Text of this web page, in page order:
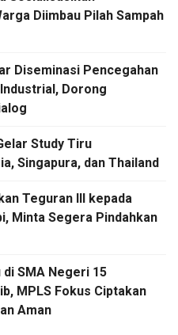
Diimbau Pilah Sampah
Diseminasi Pencegahan
Dorong
Study Tiru
Singapura, dan Thailand
Teguran III kepada
Minta Segera Pindahkan
SMA Negeri 15
MPLS Fokus Ciptakan
Aman